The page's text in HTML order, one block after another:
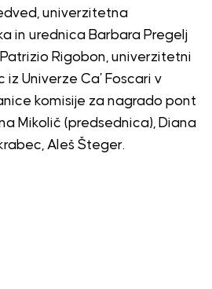
univerzitetna
in urednica Barbara Pregelj
Rigobon, univerzitetni
Univerze Ca’ Foscari v
komisije za nagrado pont
Mikolič (predsednica), Diana
Aleš Šteger.